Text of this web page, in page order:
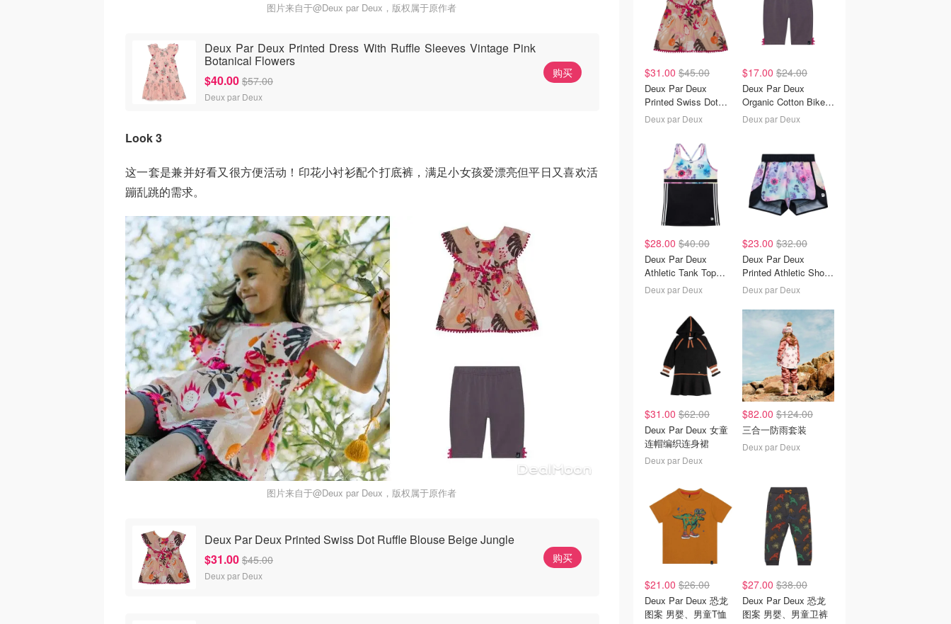
图片来自于@Deux par Deux，版权属于原作者
Deux Par Deux Printed Dress With Ruffle Sleeves Vintage Pink
Botanical Flowers
$40.00 $57.00
Deux par Deux
购买
Look 3
这一套是兼并好看又很方便活动！印花小衬衫配个打底裤，满足小女孩爱漂亮但平日又喜欢活
蹦乱跳的需求。
图片来自于@Deux par Deux，版权属于原作者
Deux Par Deux Printed Swiss Dot Ruffle Blouse Beige Jungle
$31.00 $45.00
Deux par Deux
购买
$31.00 $45.00
Deux Par Deux
Printed Swiss Dot
Ruffle Blouse Beige
Jungle
Deux par Deux
$17.00 $24.00
Deux Par Deux
Organic Cotton Biker
Short Mocha
Deux par Deux
$28.00 $40.00
Deux Par Deux
Athletic Tank Top
Multicolor With
Printed Flowers &
Deux par Deux
$23.00 $32.00
Deux Par Deux
Printed Athletic Short
Multicolor Flowers
Deux par Deux
$31.00 $62.00
Deux Par Deux 女童
连帽编织连身裙
Deux par Deux
$82.00 $124.00
三合一防雨套装
Deux par Deux
$21.00 $26.00
Deux Par Deux 恐龙
图案 男婴、男童T恤
$27.00 $38.00
Deux Par Deux 恐龙
图案 男婴、男童卫裤